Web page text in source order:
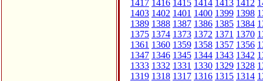
1417 1416 1415 1414 1413 1412
1403 1402 1401 1400 1399 1398
1389 1388 1387 1386 1385 1384
1375 1374 1373 1372 1371 1370
1361 1360 1359 1358 1357 1356
1347 1346 1345 1344 1343 1342
1333 1332 1331 1330 1329 1328
1319 1318 1317 1316 1315 1314